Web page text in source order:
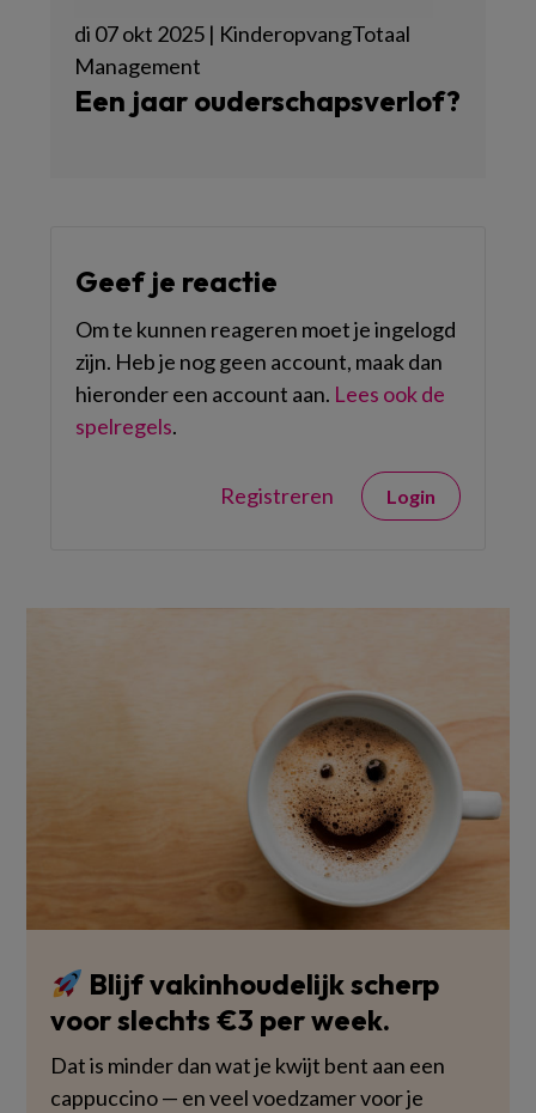
di 07 okt 2025 | KinderopvangTotaal
Management
Een jaar ouderschapsverlof?
Geef je reactie
Om te kunnen reageren moet je ingelogd
zijn. Heb je nog geen account, maak dan
hieronder een account aan. Lees ook de
spelregels.
Registreren Login
Blijf vakinhoudelijk scherp
voor slechts €3 per week.
Dat is minder dan wat je kwijt bent aan een
cappuccino — en veel voedzamer voor je